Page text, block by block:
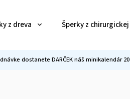
z dreva Šperky z chirurgickej
dostanete DARČEK náš minikalendár